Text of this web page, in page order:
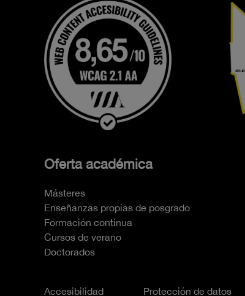
Oferta académica
Másteres
Enseñanzas propias de posgrado
Formación continua
Cursos de verano
Doctorados
Accesibilidad Protección de datos